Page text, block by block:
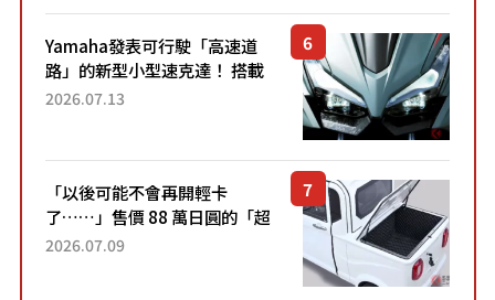
Yamaha發表可行駛「高速道
路」的新型小型速克達！ 搭載
能享受超強勁「渦輪感」的動
2026.07.13
「以後可能不會再開輕卡
了……」售價 88 萬日圓的「超
迷你輕型貨車」引發兩極評
2026.07.09